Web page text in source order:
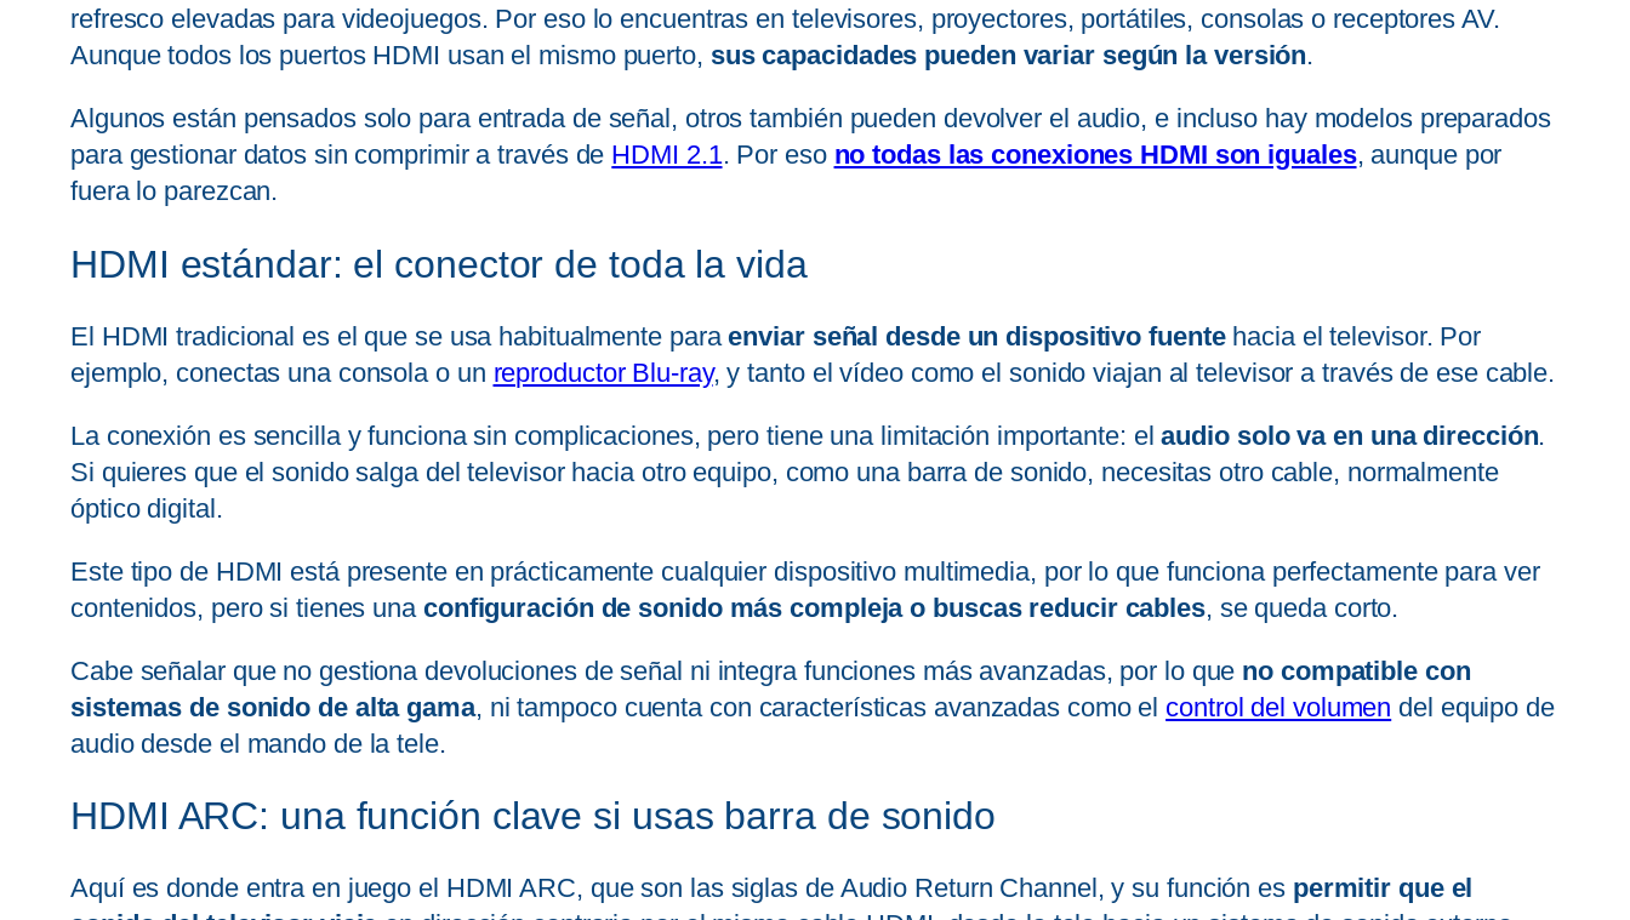
refresco elevadas para videojuegos. Por eso lo encuentras en televisores, proyectores, portátiles, consolas o receptores AV.
Aunque todos los puertos HDMI usan el mismo puerto, sus capacidades pueden variar según la versión.
Algunos están pensados solo para entrada de señal, otros también pueden devolver el audio, e incluso hay modelos preparados
para gestionar datos sin comprimir a través de HDMI 2.1. Por eso no todas las conexiones HDMI son iguales, aunque por
fuera lo parezcan.
HDMI estándar: el conector de toda la vida
El HDMI tradicional es el que se usa habitualmente paraenviar señal desde un dispositivo fuentehacia el televisor. Por
ejemplo, conectas una consola o un reproductor Blu-ray, y tanto el vídeo como el sonido viajan al televisor a través de ese cable.
La conexión es sencilla y funciona sin complicaciones, pero tiene una limitación importante: elaudio solo va en una dirección.
Si quieres que el sonido salga del televisor hacia otro equipo, como una barra de sonido, necesitas otro cable, normalmente
óptico digital.
Este tipo de HDMI está presente en prácticamente cualquier dispositivo multimedia, por lo que funciona perfectamente para ver
contenidos, pero si tienes una configuración de sonido más compleja o buscas reducir cables, se queda corto.
Cabe señalar que no gestiona devoluciones de señal ni integra funciones más avanzadas, por lo que no compatible con
sistemas de sonido de alta gama, ni tampoco cuenta con características avanzadas como el control del volumen del equipo de
audio desde el mando de la tele.
HDMI ARC: una función clave si usas barra de sonido
Aquí es donde entra en juego el HDMI ARC, que son las siglas de Audio Return Channel, y su función es permitir que el